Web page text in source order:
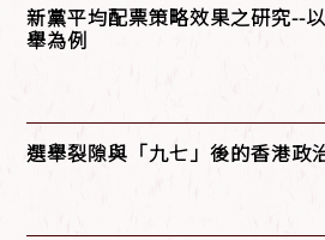
新黨平均配票策略效果之研究--
舉為例
選舉裂隙與「九七」後的香港政